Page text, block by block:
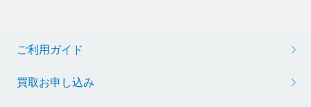
ご利用ガイド
買取お申し込み